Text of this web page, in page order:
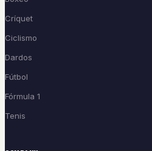
Críquet
Ciclismo
Dardos
Fútbol
Fórmula 1
Tenis